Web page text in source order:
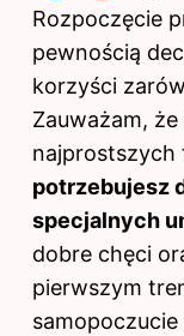
Rozpoczęcie
pewnością
korzyści
Zauważam,
najprostszych
potrzebujesz
specjalnych
dobre chęci
pierwszym